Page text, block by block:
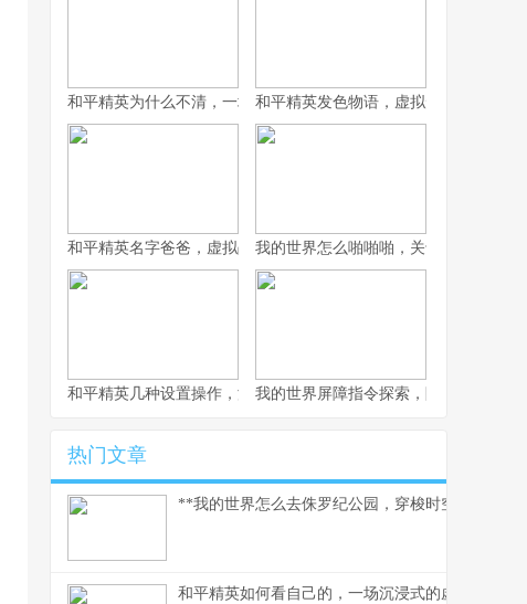
和平精英为什么不清，一场战术生存的匠心平衡和平精英发色物语，虚拟形象的情绪拼
和平精英名字爸爸，虚拟战场上的情感符号我的世界怎么啪啪啪，关于游戏互动的
和平精英几种设置操作，游戏体验质的飞跃，副标题，资深玩家的
我的世界屏障指令探索，隐形墙壁的创
热门文章
**我的世界怎么去侏罗纪公园，穿梭时空的驯龙之
和平精英如何看自己的，一场沉浸式的虚拟自我对